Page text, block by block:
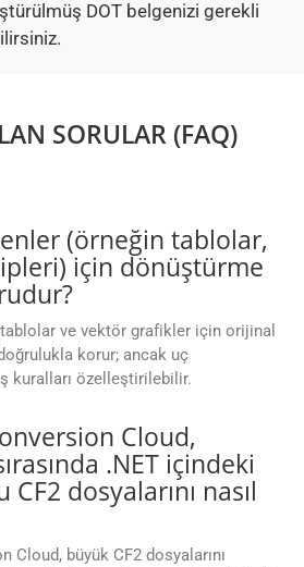
DOT belgenizi gerekli
SORULAR (FAQ)
(örneğin tablolar,
için dönüştürme
ve vektör grafikler için orijinal
korur; ancak uç
kuralları özelleştirilebilir.
Cloud,
.NET içindeki
dosyalarını nasıl
Cloud, büyük CF2 dosyalarını